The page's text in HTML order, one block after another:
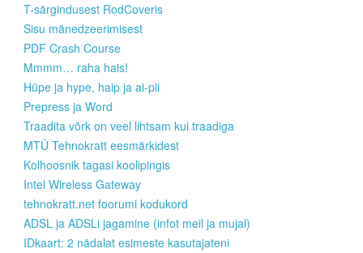
T-särgindusest RodCoveris
Sisu mänedzeerimisest
PDF Crash Course
Mmmm… raha hais!
Hüpe ja hype, haip ja ai-pii
Prepress ja Word
Traadita võrk on veel lihtsam kui traadiga
MTÜ Tehnokratt eesmärkidest
Kolhoosnik tagasi koolipingis
Intel Wireless Gateway
tehnokratt.net foorumi kodukord
ADSL ja ADSLi jagamine (infot meil ja mujal)
IDkaart: 2 nädalat esimeste kasutajateni